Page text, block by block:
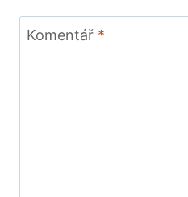
Komentář *